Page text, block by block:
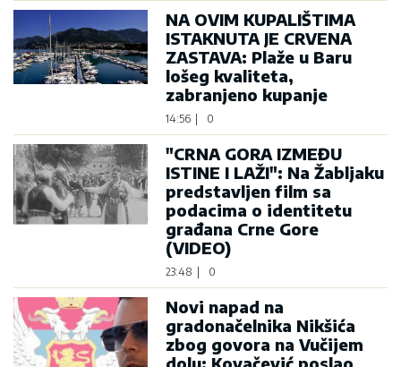
NA OVIM KUPALIŠTIMA
ISTAKNUTA JE CRVENA
ZASTAVA: Plaže u Baru
lošeg kvaliteta,
zabranjeno kupanje
14:56 | 0
"CRNA GORA IZMEĐU
ISTINE I LAŽI": Na Žabljaku
predstavljen film sa
podacima o identitetu
građana Crne Gore
(VIDEO)
23:48 | 0
Novi napad na
gradonačelnika Nikšića
zbog govora na Vučijem
dolu: Kovačević poslao